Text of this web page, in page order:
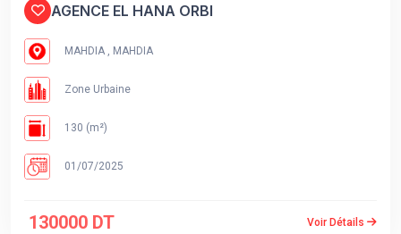
AGENCE EL HANA ORBI
MAHDIA , MAHDIA
Zone Urbaine
130 (m²)
01/07/2025
130000 DT Voir Détails